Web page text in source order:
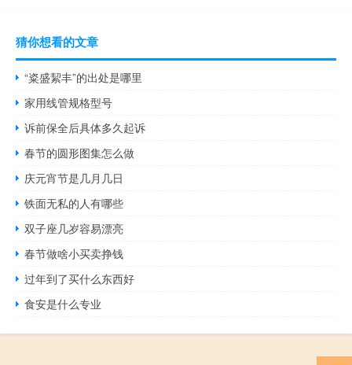
猜你想看的文章
“粢盛絜丰”的出处是哪里
家用线管规格型号
诉前保全后具体多久起诉
春节的圆形图集怎么做
庆元宵节是几月几日
铁面无私的人有哪些
双子座几岁容易漂亮
春节做啥小买卖挣钱
过年到了买什么东西好
食安是什么专业